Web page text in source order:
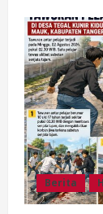
Berita